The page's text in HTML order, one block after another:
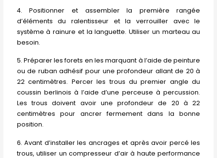
4. Positionner et assembler la première rangée
d’éléments du ralentisseur et la verrouiller avec le
système à rainure et la languette. Utiliser un marteau au
besoin.
5. Préparer les forets en les marquant à l’aide de peinture
ou de ruban adhésif pour une profondeur allant de 20 à
22 centimètres. Percer les trous du premier angle du
coussin berlinois à l’aide d’une perceuse à percussion.
Les trous doivent avoir une profondeur de 20 à 22
centimètres pour ancrer fermement dans la bonne
position.
6. Avant d’installer les ancrages et après avoir percé les
trous, utiliser un compresseur d’air à haute performance